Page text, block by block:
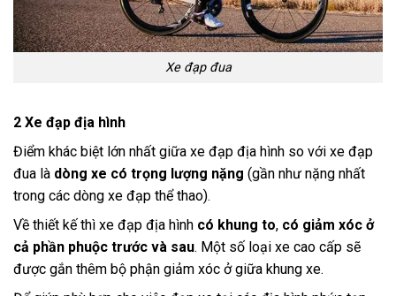
Xe đạp đua
2 Xe đạp địa hình
Điểm khác biệt lớn nhất giữa xe đạp địa hình so với xe đạp
đua là dòng xe có trọng lượng nặng (gần như nặng nhất
trong các dòng xe đạp thể thao).
Về thiết kế thì xe đạp địa hình có khung to, có giảm xóc ở
cả phần phuộc trước và sau. Một số loại xe cao cấp sẽ
được gắn thêm bộ phận giảm xóc ở giữa khung xe.